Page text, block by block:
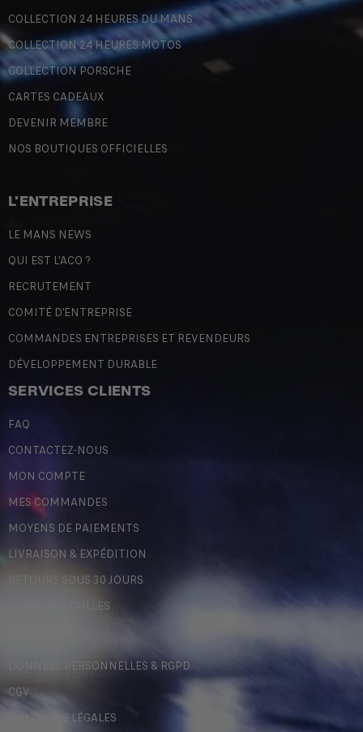
COLLECTION 24 HEURES DU MANS
COLLECTION 24 HEURES MOTOS
COLLECTION PORSCHE
CARTES CADEAUX
DEVENIR MEMBRE
NOS BOUTIQUES OFFICIELLES
L'ENTREPRISE
LE MANS NEWS
QUI EST L'ACO ?
RECRUTEMENT
COMITÉ D'ENTREPRISE
COMMANDES ENTREPRISES ET REVENDEURS
DÉVELOPPEMENT DURABLE
SERVICES CLIENTS
FAQ
CONTACTEZ-NOUS
MON COMPTE
MES COMMANDES
MOYENS DE PAIEMENTS
LIVRAISON & EXPÉDITION
RETOURS SOUS 30 JOURS
GUIDE DES TAILLES
DONNÉES PERSONNELLES & RGPD
CGV
MENTIONS LÉGALES